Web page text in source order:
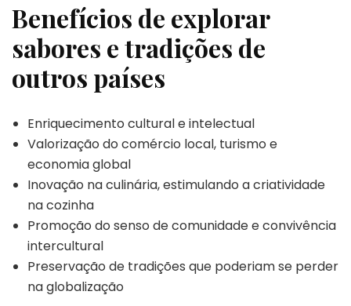
Benefícios de explorar
sabores e tradições de
outros países
Enriquecimento cultural e intelectual
Valorização do comércio local, turismo e
economia global
Inovação na culinária, estimulando a criatividade
na cozinha
Promoção do senso de comunidade e convivência
intercultural
Preservação de tradições que poderiam se perder
na globalização